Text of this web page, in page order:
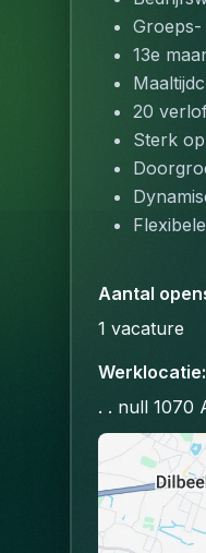
Groeps-
13e
20
Sterk
Aantal
1 vacature
Werklocatie:
. . null 1070